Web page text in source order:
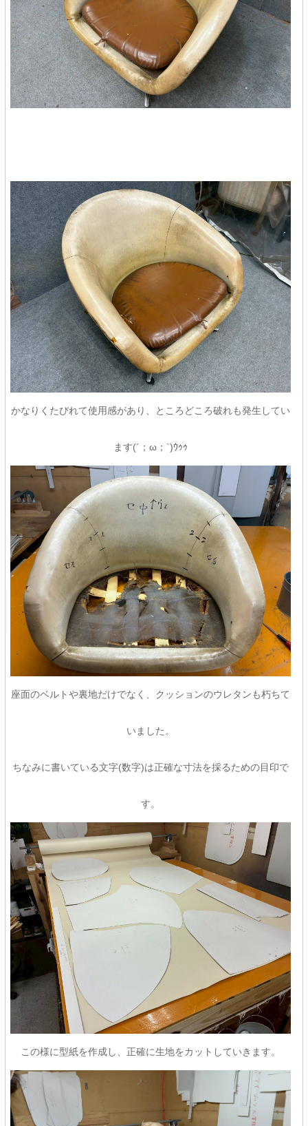
かなりくたびれて使用感があり、ところどころ破れも発生してい
ます(´；ω；`)ｳｩｩ
座面のベルトや裏地だけでなく、クッションのウレタンも朽ちて
いました。
ちなみに書いている文字(数字)は正確な寸法を採るための目印で
す。
この様に型紙を作成し、正確に生地をカットしていきます。